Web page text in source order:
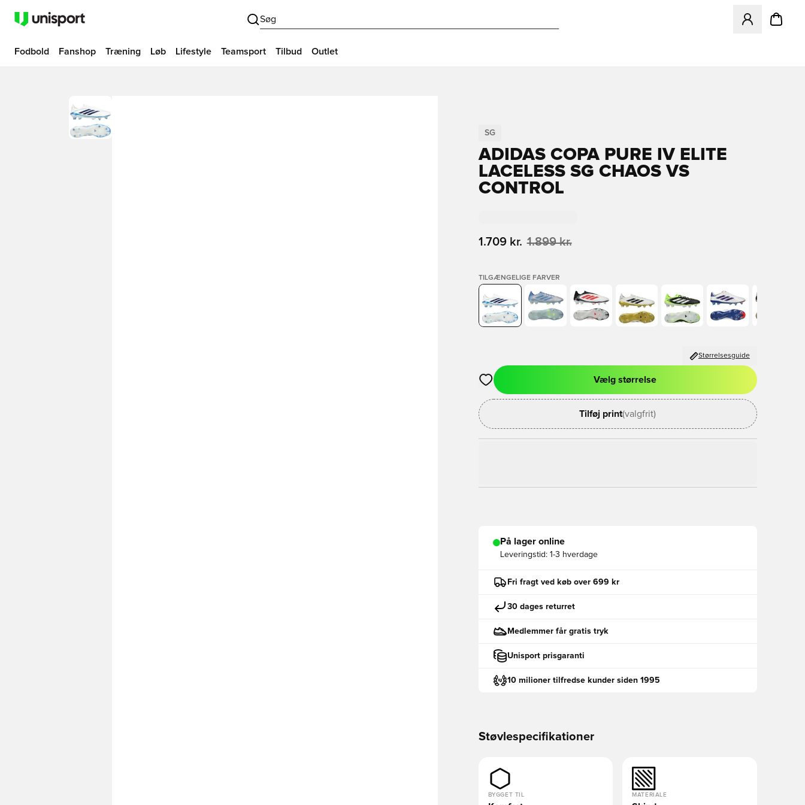
Søg
Åbner en
Fodbold Fanshop Træning Løb Lifestyle Teamsport Tilbud Outlet
SG
ADIDAS COPA PURE IV ELITE
LACELESS SG CHAOS VS
CONTROL
1.709 kr. 1.899 kr.
TILGÆNGELIGE FARVER
Størrelsesguide
Åbner en Modal til at logge ind eller tilmelde dig som medlem
Vælg størrelse
Tilføj print(valgfrit)
På lager online
Leveringstid: 1-3 hverdage
Fri fragt ved køb over 699 kr
30 dages returret
Medlemmer får gratis tryk
Unisport prisgaranti
10 milioner tilfredse kunder siden 1995
Støvlespecifikationer
BYGGET TIL MATERIALE